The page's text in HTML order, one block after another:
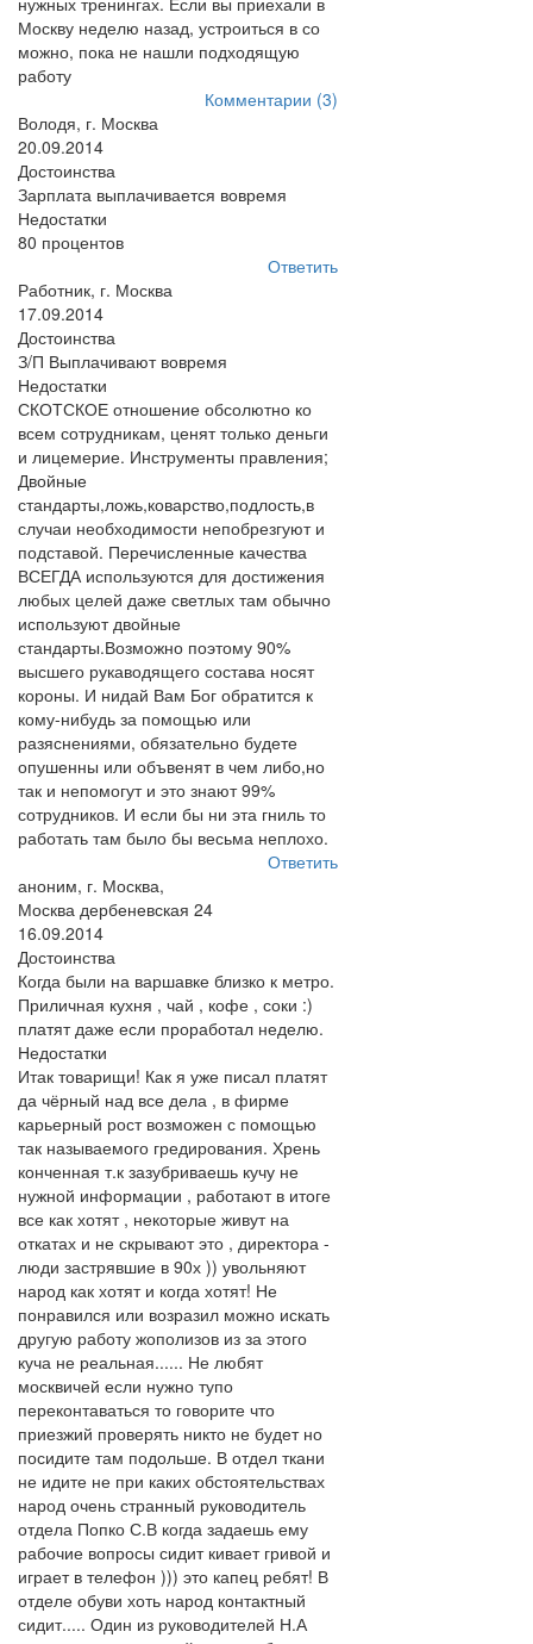
Москву неделю назад, устроиться в со
можно, пока не нашли подходящую
работу
Комментарии (3)
Володя, г. Москва
20.09.2014
Достоинства
Зарплата выплачивается вовремя
Недостатки
80 процентов
Ответить
Работник, г. Москва
17.09.2014
Достоинства
З/П Выплачивают вовремя
Недостатки
СКОТСКОЕ отношение обсолютно ко
всем сотрудникам, ценят только деньги
и лицемерие. Инструменты правления;
Двойные
стандарты,ложь,коварство,подлость,в
случаи необходимости непобрезгуют и
подставой. Перечисленные качества
ВСЕГДА используются для достижения
любых целей даже светлых там обычно
используют двойные
стандарты.Возможно поэтому 90%
высшего рукаводящего состава носят
короны. И нидай Вам Бог обратится к
кому-нибудь за помощью или
разяснениями, обязательно будете
опушенны или объвенят в чем либо,но
так и непомогут и это знают 99%
сотрудников. И если бы ни эта гниль то
работать там было бы весьма неплохо.
Ответить
аноним, г. Москва,
Москва дербеневская 24
16.09.2014
Достоинства
Когда были на варшавке близко к метро.
Приличная кухня , чай , кофе , соки :)
платят даже если проработал неделю.
Недостатки
Итак товарищи! Как я уже писал платят
да чёрный над все дела , в фирме
карьерный рост возможен с помощью
так называемого гредирования. Хрень
конченная т.к зазубриваешь кучу не
нужной информации , работают в итоге
все как хотят , некоторые живут на
откатах и не скрывают это , директора -
люди застрявшие в 90х )) увольняют
народ как хотят и когда хотят! Не
понравился или возразил можно искать
другую работу жополизов из за этого
куча не реальная...... Не любят
москвичей если нужно тупо
переконтаваться то говорите что
приезжий проверять никто не будет но
посидите там подольше. В отдел ткани
не идите не при каких обстоятельствах
народ очень странный руководитель
отдела Попко С.В когда задаешь ему
рабочие вопросы сидит кивает гривой и
играет в телефон ))) это капец ребят! В
отделе обуви хоть народ контактный
сидит..... Один из руководителей Н.А